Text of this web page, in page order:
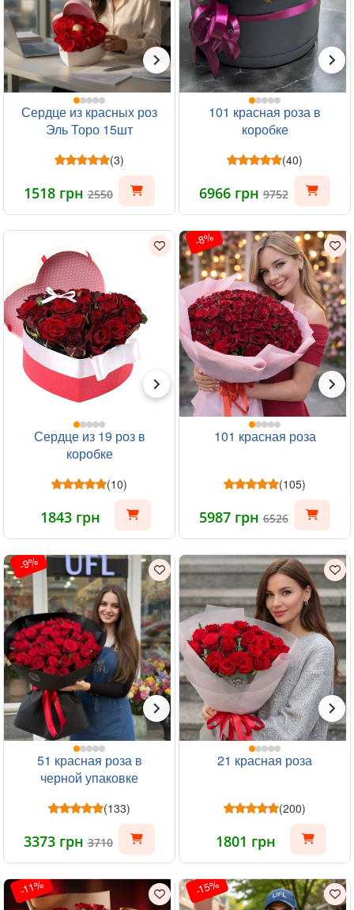
Сердце из красных роз
Эль Торо 15шт
(3)
1518 грн2550
101 красная роза в
коробке
(40)
6966 грн9752
Сердце из 19 роз в
коробке
(10)
1843 грн
-8%
101 красная роза
(105)
5987 грн6526
-9%
51 красная роза в
черной упаковке
(133)
3373 грн3710
21 красная роза
(200)
1801 грн
-11% -15%